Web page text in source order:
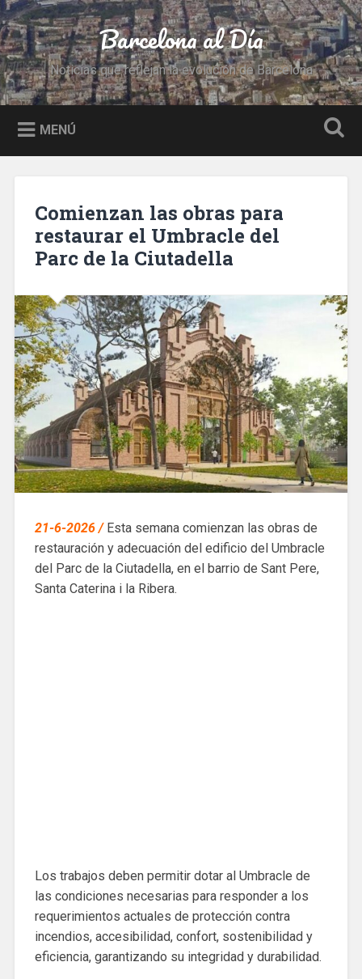
Saltar
al
contenido
Buscar Barcelona al Día
Noticias que reflejan la evolución de Barcelona
MENÚ
Comienzan las obras para
restaurar el Umbracle del
Parc de la Ciutadella
21-6-2026 /Esta semana comienzan las obras de
restauración y adecuación del edificio del Umbracle
del Parc de la Ciutadella, en el barrio de Sant Pere,
Santa Caterina i la Ribera.
Los trabajos deben permitir dotar al Umbracle de
las condiciones necesarias para responder a los
requerimientos actuales de protección contra
incendios, accesibilidad, confort, sostenibilidad y
eficiencia, garantizando su integridad y durabilidad.